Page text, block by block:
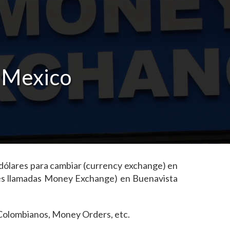
para cambiar (currency exchange) en
llamadas Money Exchange) en Buenavista
Money Orders, etc.